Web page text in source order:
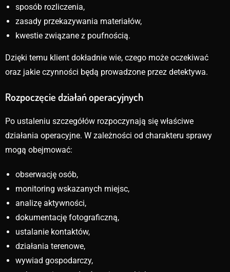
sposób rozliczenia,
zasady przekazywania materiałów,
kwestie związane z poufnością.
Dzięki temu klient dokładnie wie, czego może oczekiwać
oraz jakie czynności będą prowadzone przez detektywa.
Rozpoczęcie działań operacyjnych
Po ustaleniu szczegółów rozpoczynają się właściwe
działania operacyjne. W zależności od charakteru sprawy
mogą obejmować:
obserwację osób,
monitoring wskazanych miejsc,
analizę aktywności,
dokumentację fotograficzną,
ustalanie kontaktów,
działania terenowe,
wywiad gospodarczy,